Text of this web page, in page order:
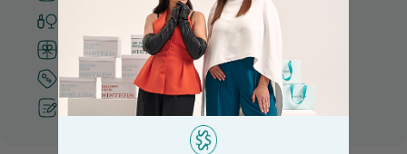
Только оригинальная косметика
Система бонусов и лояльности
Лучшие цены и топ товары
Рекомендации от косметологов